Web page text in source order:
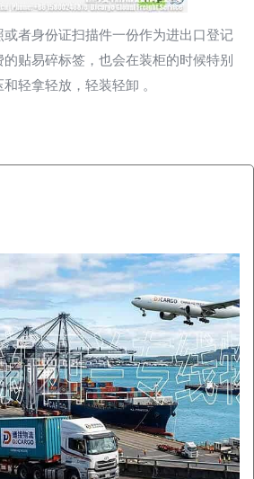
者身份证扫描件一份作为进出口登记
贴易碎标签，也会在装柜的时候特别
轻拿轻放，轻装轻卸 。